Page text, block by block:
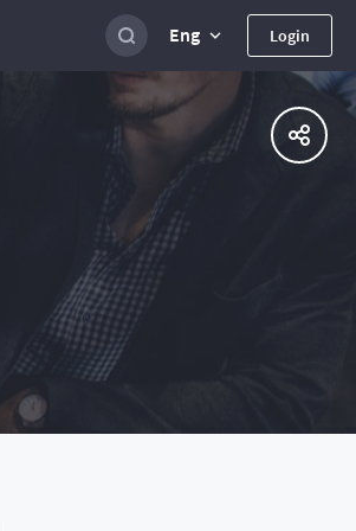
Eng Login